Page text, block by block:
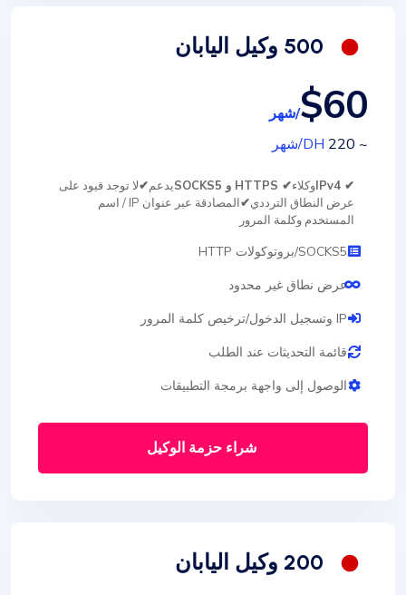
500 وكيل اليابان
$60/شهر
~ 220
DH/شهر
✔ IPv4 وكلاء✔ HTTPS و SOCKS5 يدعم✔لا توجد قيود على
عرض النطاق الترددي✔
المصادقة عبر عنوان IP / اسم
المستخدم وكلمة المرور
SOCKS5/بروتوكولات HTTP
عرض نطاق غير محدود
IP وتسجيل الدخول/ترخيص كلمة المرور
قائمة التحديثات عند الطلب
الوصول إلى واجهة برمجة التطبيقات
شراء حزمة الوكيل
200 وكيل اليابان